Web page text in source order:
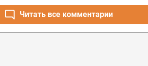
Читать все комментарии